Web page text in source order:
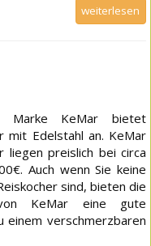
weiterlesen
Marke KeMar bietet
mit Edelstahl an. KeMar
liegen preislich bei circa
Auch wenn Sie keine
sind, bieten die
KeMar eine gute
einem verschmerzbaren